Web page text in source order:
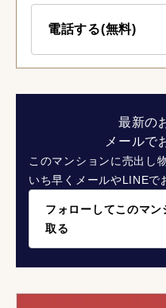
電話する(無料)
最新の
メールで
このマンションに売出し
いち早くメールやLINEで
フォローしてこのマ
取る